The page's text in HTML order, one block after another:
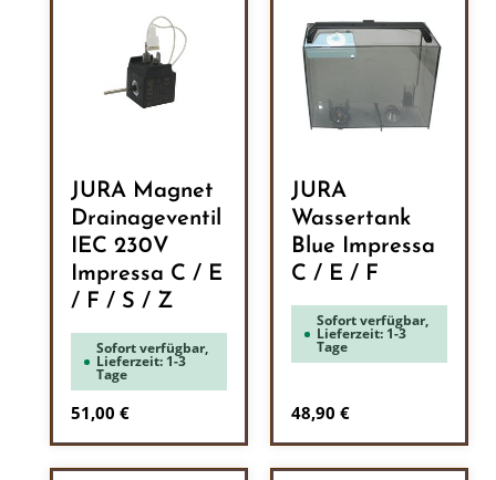
JURA Magnet
Drainageventil
IEC 230V
Impressa C / E
/ F / S / Z
Sofort verfügbar,
Lieferzeit: 1-3
Tage
Regulärer Preis:
51,00 €
JURA
Wassertank
Blue Impressa
C / E / F
Sofort verfügbar,
Lieferzeit: 1-3
Tage
Regulärer Preis:
48,90 €